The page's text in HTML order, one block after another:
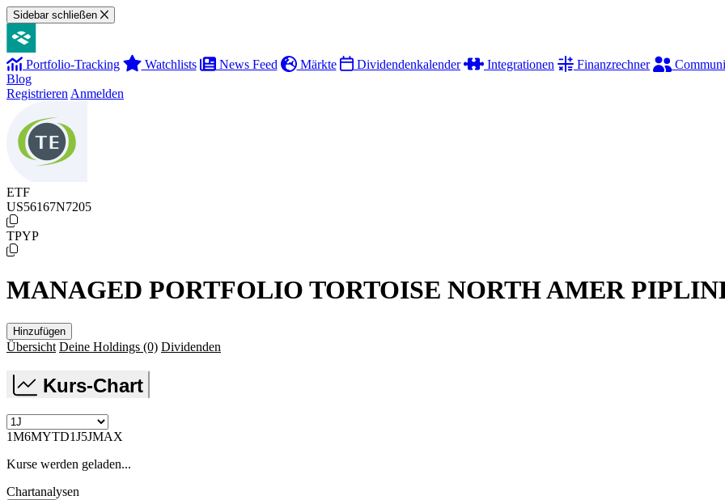
Sidebar schließen
Portfolio-Tracking Watchlists News Feed Märkte Dividendenkalender Integrationen Finanzrechner
Blog
Registrieren Anmelden
ETF
US56167N7205
TPYP
MANAGED PORTFOLIO TORTOISE NORTH AMER
Hinzufügen
Übersicht Deine Holdings (0) Dividenden
Kurs-Chart
1M6MYTD1J5JMAX
Kurse werden geladen...
Chartanalysen